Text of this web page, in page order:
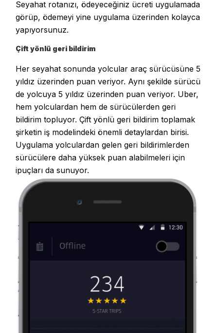
Seyahat rotanızı, ödeyeceğiniz ücreti uygulamada
görüp, ödemeyi yine uygulama üzerinden kolayca
yapıyorsunuz.
Çift yönlü geri bildirim
Her seyahat sonunda yolcular araç sürücüsüne 5
yıldız üzerinden puan veriyor. Aynı şekilde sürücü
de yolcuya 5 yıldız üzerinden puan veriyor. Uber,
hem yolculardan hem de sürücülerden geri
bildirim topluyor. Çift yönlü geri bildirim toplamak
şirketin iş modelindeki önemli detaylardan birisi.
Uygulama yolculardan gelen geri bildirimlerden
sürücülere daha yüksek puan alabilmeleri için
ipuçları da sunuyor.